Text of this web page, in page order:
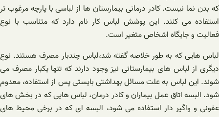
که بدن نما نیست. کادر درمانی بیمارستان ها از لباسی با پارچه مرغوب تر
استفاده می کنند. این پوشش لباس کار نام دارد که متناسب با نوع
فعالیت و جایگاه اشخاص متغیر است.
لباس هایی که به طور خلاصه گفته شد،لباس چندبار مصرف هستند. نوع
دیگری از لباس های بیمارستانی نیز وجود دارند که تنها یکبار مصرف می
شوند. این لباس به علت مسائل بهداشتی بایستی پس از استفاده، معدوم
شود. البسه اتاق عمل بیماران و کادر درمان، لباس هایی که در بخش های
عفونی و واگیر دار استفاده می شود، البسه ای که در برخی محیط های